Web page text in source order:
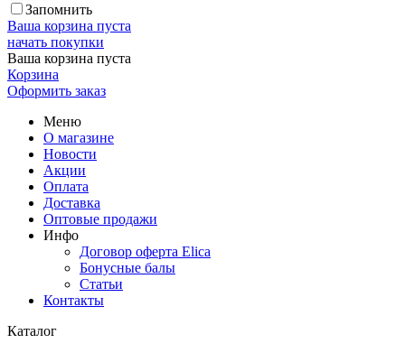
Запомнить
Ваша корзина пуста
начать покупки
Ваша корзина пуста
Корзина
Оформить заказ
Меню
О магазине
Новости
Акции
Оплата
Доставка
Оптовые продажи
Инфо
Договор оферта Elica
Бонусные балы
Статьи
Контакты
Каталог